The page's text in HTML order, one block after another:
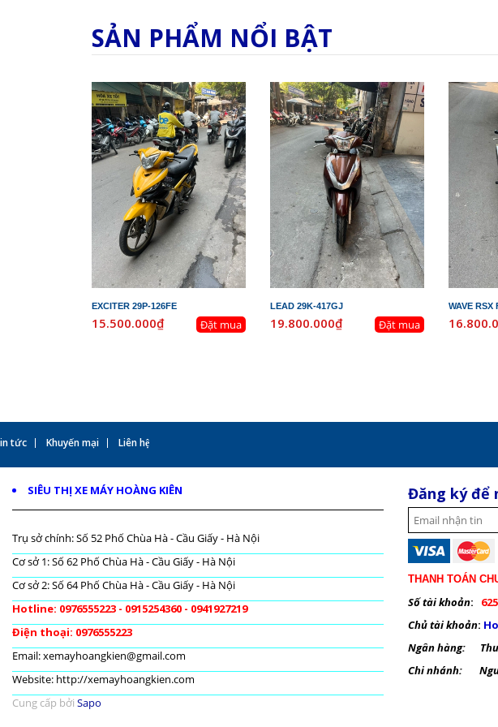
SẢN PHẨM NỔI BẬT
EXCITER 29P-126FE
15.500.000₫ Đặt mua
LEAD 29K-417GJ
19.800.000₫ Đặt mua
WAVE RSX
tức Khuyến mại Liên hệ
SIÊU THỊ XE MÁY HOÀNG KIÊN
Trụ sở chính: Số 52 Phố Chùa Hà - Cầu Giấy - Hà Nội
Cơ sở 1: Số 62 Phố Chùa Hà - Cầu Giấy - Hà Nội
Cơ sở 2: Số 64 Phố Chùa Hà - Cầu Giấy - Hà Nội
Hotline: 0976555223 - 0915254360 - 0941927219
Điện thoại: 0976555223
Email: xemayhoangkien@gmail.com
Website: http://xemayhoangkien.com
Cung cấp bởi Sapo
Đăng ký để
THANH TOÁN
Số tài khoản:
Chủ tài khoản:
Ngân hàng:
Chi nhánh: